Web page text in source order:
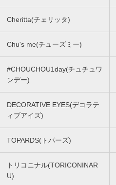
Cheritta(チェリッタ)
Chu's me(チューズミー)
#CHOUCHOU1day(チュチュワ
ンデー)
DECORATIVE EYES(デコラテ
ィブアイズ)
TOPARDS(トパーズ)
トリコニナル(TORICONINAR
U)